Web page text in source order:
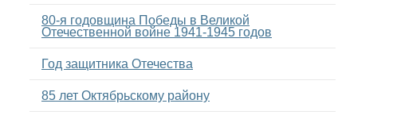
80-я годовщина Победы в Великой
Отечественной войне 1941-1945 годов
Год защитника Отечества
85 лет Октябрьскому району